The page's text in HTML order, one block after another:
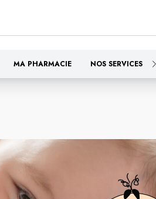
MA PHARMACIE NOS SERVICES